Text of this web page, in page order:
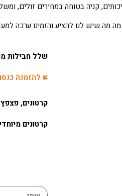
קניה בטוחה במחירים זולים,
מה שיש לנו להציע והזמינוערכה
שלל חבילות
🡿 להזמנה
קרטונים,
קרטונים